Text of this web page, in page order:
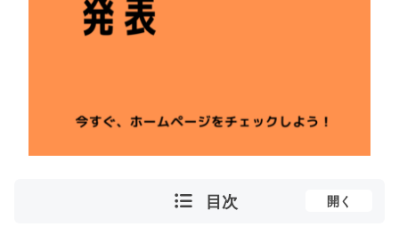
目次 開く